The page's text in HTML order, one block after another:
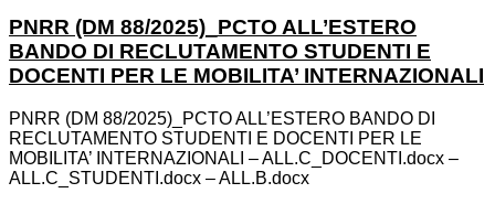
PNRR (DM 88/2025)_PCTO ALL’ESTERO
BANDO DI RECLUTAMENTO STUDENTI E
DOCENTI PER LE MOBILITA’ INTERNAZIONALI
PNRR (DM 88/2025)_PCTO ALL’ESTERO BANDO DI
RECLUTAMENTO STUDENTI E DOCENTI PER LE
MOBILITA’ INTERNAZIONALI – ALL.C_DOCENTI.docx –
ALL.C_STUDENTI.docx – ALL.B.docx